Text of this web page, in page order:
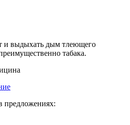
и выдыхать дым тлеющего
табака.
предложениях: